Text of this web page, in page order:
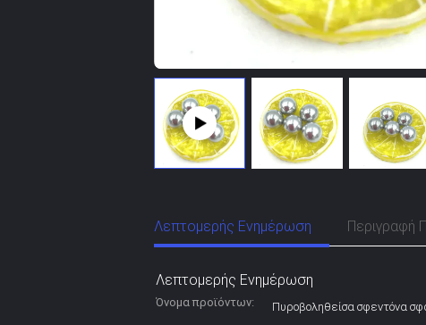
Λεπτομερής Ενημέρωση Περιγραφή
Λεπτομερής Ενημέρωση
Όνομα προϊόντων: Πυροβοληθείσα σφεντόνα